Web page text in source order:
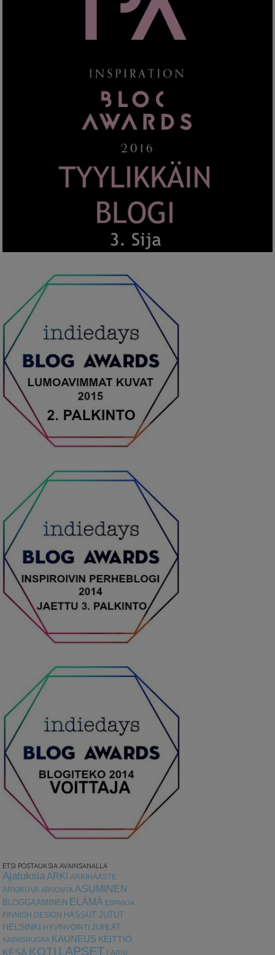
ETSI POSTAUKSIA AVAINSANALLA
AjatuksiaARKI ARKIHAASTE
ARKIKUVA ARVONTA ASUMINEN
BLOGGAAMINEN ELÄMÄ ESPANJA
FINNISH DESIGN HASSUT JUTUT
HELSINKI
HYVINVOINTI JUHLAT
KASVISRUOKA KAUNEUS KEITTIÖ
KESÄ KOTI LAPSET LAPSI